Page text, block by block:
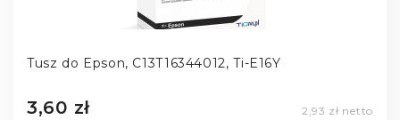
Tusz do Epson, C13T16344012, Ti-E16Y
3,60 zł 2,93 zł netto